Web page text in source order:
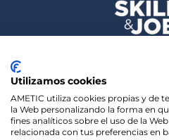
Utilizamos cookies
AMETIC utiliza cookies propias y de
la Web personalizando la forma en
fines analíticos sobre el uso de la
relacionada con tus preferencias en